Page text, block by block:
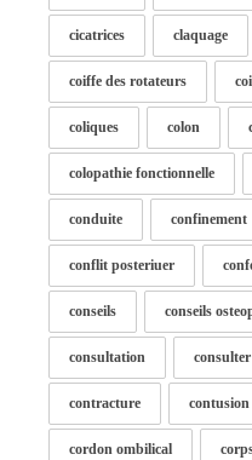
cicatrices claquage
coiffe des rotateurs
coliques colon
colopathie fonctionnelle
conduite confinement
conflit posteriuer
conseils conseils
consultation consulter
contracture contusion
cordon ombilical